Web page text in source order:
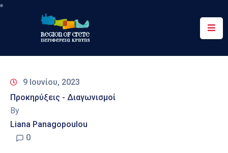
Περιφέρεια
&
Δράσεις
Ψηφιακές
9 Ιουνίου, 2023
Προκηρύξεις - Διαγωνισμοί
By
Liana Panagopoulou
0